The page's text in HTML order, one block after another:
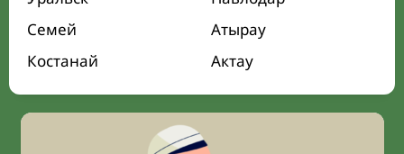
Семей
Атырау
Костанай
Актау